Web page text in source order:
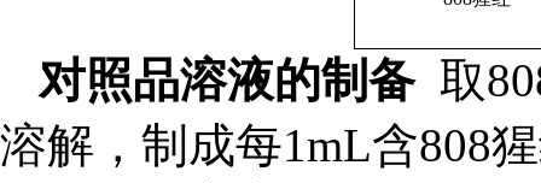
对照品溶液的制备取
溶解，制成每1mL含808